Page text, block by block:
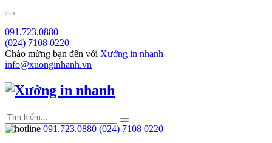
091.723.0880
(024) 7108 0220
Chào mừng bạn đến với Xưởng in nhanh
info@xuonginhanh.vn
091.723.0880 (024) 7108 0220